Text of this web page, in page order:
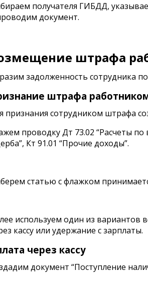
получателя ГИБДД,
документ.
штрафа
задолженность сотрудника
штрафа
признания сотрудником штрафа
проводку Дт 73.02 “Расчеты
Кт 91.01 “Прочие доходы”.
статью с флажком
используем один из вариантов
кассу или удержание с зарплаты.
через кассу
документ “Поступление